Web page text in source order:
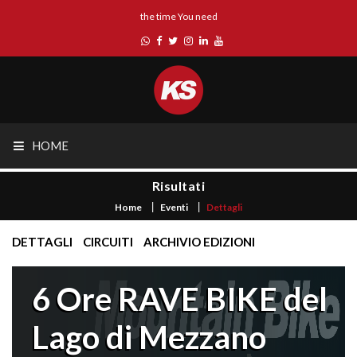
the time You need
HOME
Risultati
Home Eventi Dettagli
DETTAGLI CIRCUITI ARCHIVIO EDIZIONI
6 Ore RAVE BIKE del
Lago di Mezzano